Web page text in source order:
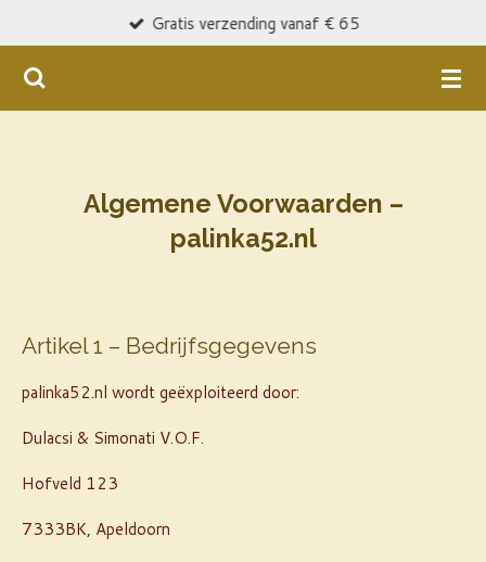
naar
de
Gratis verzending vanaf € 65
Algemene Voorwaarden –
palinka52.nl
Artikel 1 – Bedrijfsgegevens
palinka52.nl wordt geëxploiteerd door:
Dulacsi & Simonati V.O.F.
Hofveld 123
7333BK, Apeldoorn